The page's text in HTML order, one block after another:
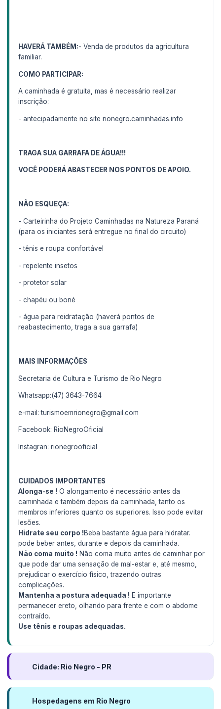
HAVERÁ TAMBÉM:- Venda de produtos da agricultura
familiar.
COMO PARTICIPAR:
A caminhada é gratuita, mas é necessário realizar
inscrição:
- antecipadamente no site rionegro.caminhadas.info
TRAGA SUA GARRAFA DE ÁGUA!!!
VOCÊ PODERÁ ABASTECER NOS PONTOS DE APOIO.
NÃO ESQUEÇA:
- Carteirinha do Projeto Caminhadas na Natureza Paraná
(para os iniciantes será entregue no final do circuito)
- tênis e roupa confortável
- repelente insetos
- protetor solar
- chapéu ou boné
- água para reidratação (haverá pontos de
reabastecimento, traga a sua garrafa)
MAIS INFORMAÇÕES
Secretaria de Cultura e Turismo de Rio Negro
Whatsapp:(47) 3643-7664
e-mail: turismoemrionegro@gmail.com
Facebook: RioNegroOficial
Instagran: rionegrooficial
CUIDADOS IMPORTANTES
Alonga-se ! O alongamento é necessário antes da
caminhada e também depois da caminhada, tanto os
membros inferiores quanto os superiores. Isso pode evitar
lesões.
Hidrate seu corpo !Beba bastante água para hidratar.
pode beber antes, durante e depois da caminhada.
Não coma muito ! Não coma muito antes de caminhar por
que pode dar uma sensação de mal-estar e, até mesmo,
prejudicar o exercício físico, trazendo outras
complicações.
Mantenha a postura adequada ! E importante
permanecer ereto, olhando para frente e com o abdome
contraído.
Use tênis e roupas adequadas.
Cidade: Rio Negro - PR
Hospedagens em Rio Negro